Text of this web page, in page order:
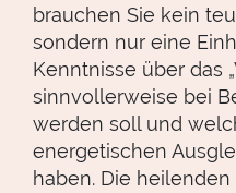
brauchen Sie kein
sondern nur eine
Kenntnisse über das
sinnvollerweise bei
werden soll und
energetischen
haben. Die